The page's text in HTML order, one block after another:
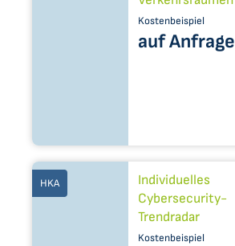
Kostenbeispiel
auf Anfrage
HKA
Individuelles
Cybersecurity-
Trendradar
Kostenbeispiel